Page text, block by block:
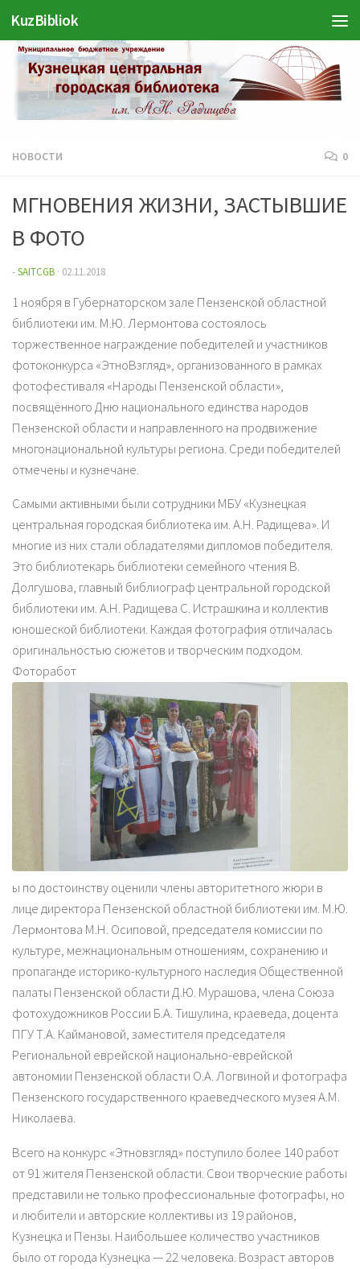
Перейти к содержимому
KuzBibliok
НОВОСТИ 0
МГНОВЕНИЯ ЖИЗНИ, ЗАСТЫВШИЕ
В ФОТО
-SAITCGB · 02.11.2018
1 ноября в Губернаторском зале Пензенской областной
библиотеки им. М.Ю. Лермонтова состоялось
торжественное награждение победителей и участников
фотоконкурса «ЭтноВзгляд», организованного в рамках
фотофестиваля «Народы Пензенской области»,
посвящённого Дню национального единства народов
Пензенской области и направленного на продвижение
многонациональной культуры региона. Среди победителей
отмечены и кузнечане.
Самыми активными были сотрудники МБУ «Кузнецкая
центральная городская библиотека им. А.Н. Радищева». И
многие из них стали обладателями дипломов победителя.
Это библиотекарь библиотеки семейного чтения В.
Долгушова, главный библиограф центральной городской
библиотеки им. А.Н. Радищева С. Истрашкина и коллектив
юношеской библиотеки. Каждая фотография отличалась
оригинальностью сюжетов и творческим подходом.
Фоторабот
ы по достоинству оценили члены авторитетного жюри в
лице директора Пензенской областной библиотеки им. М.Ю.
Лермонтова М.Н. Осиповой, председателя комиссии по
культуре, межнациональным отношениям, сохранению и
пропаганде историко-культурного наследия Общественной
палаты Пензенской области Д.Ю. Мурашова, члена Союза
фотохудожников России Б.А. Тишулина, краеведа, доцента
ПГУ Т.А. Каймановой, заместителя председателя
Региональной еврейской национально-еврейской
автономии Пензенской области О.А. Логвиной и фотографа
Пензенского государственного краеведческого музея А.М.
Николаева.
Всего на конкурс «Этновзгляд» поступило более 140 работ
от 91 жителя Пензенской области. Свои творческие работы
представили не только профессиональные фотографы, но
и любители и авторские коллективы из 19 районов,
Кузнецка и Пензы. Наибольшее количество участников
было от города Кузнецка — 22 человека. Возраст авторов